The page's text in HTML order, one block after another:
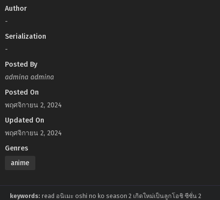
Author
-
Serialization
-
Posted By
admina admina
Posted On
พฤศจิกายน 2, 2024
Updated On
พฤศจิกายน 2, 2024
Genres
anime
keywords: read อนิเมะ oshi no ko season 2 เกิดใหม่เป็นลูกโอชิ ซีซั่น 2